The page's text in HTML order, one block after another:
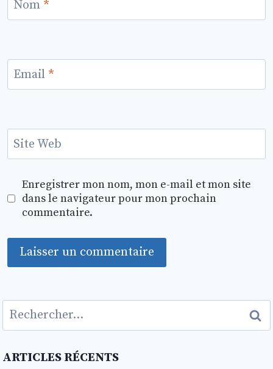
Nom *
Email *
Site Web
Enregistrer mon nom, mon e-mail et mon site
dans le navigateur pour mon prochain
commentaire.
Rechercher :
ARTICLES RÉCENTS